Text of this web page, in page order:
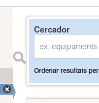
Cercador
Ordenar resultats per